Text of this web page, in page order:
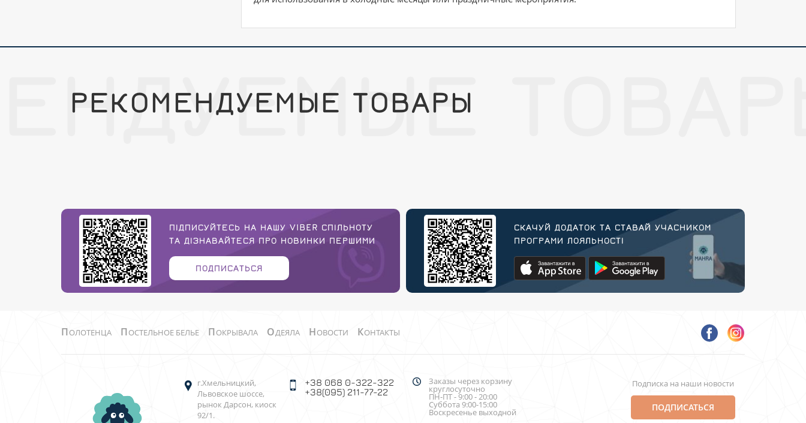
РЕКОМЕНДУЕМЫЕ ТОВАРЫ
ПІДПИСУЙТЕСЬ НА НАШУ VIBER СПІЛЬНОТУ
ТА ДІЗНАВАЙТЕСЯ ПРО НОВИНКИ ПЕРШИМИ
ПОДПИСАТЬСЯ
СКАЧУЙ ДОДАТОК ТА СТАВАЙ УЧАСНИКОМ
ПРОГРАМИ ЛОЯЛЬНОСТІ
ПОЛОТЕНЦА ПОСТЕЛЬНОЕ БЕЛЬЕ ПОКРЫВАЛА ОДЕЯЛА НОВОСТИ КОНТАКТЫ
г.Хмельницкий,
Львовское шоссе,
рынок Дарсон, киоск
92/1.
+38 068 0-322-322
+38(095) 211-77-22
Заказы через корзину
круглосуточно
ПН-ПТ - 9:00 - 20:00
Суббота 9:00-15:00
Воскресенье выходной
Подписка на наши новости
ПОДПИСАТЬСЯ